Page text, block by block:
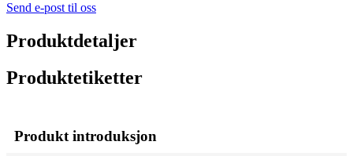
Send e-post til oss
Produktdetaljer
Produktetiketter
Produkt introduksjon